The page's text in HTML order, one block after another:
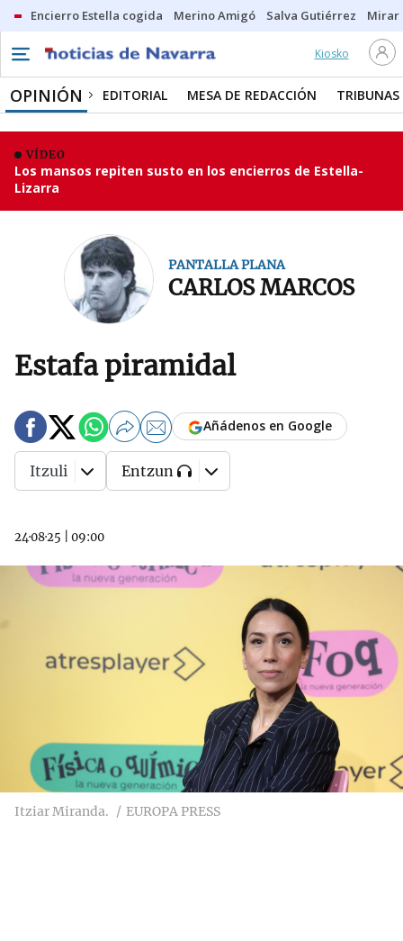
Encierro Estella cogida Merino Amigó Salva Gutiérrez Mirar
Kiosko
OPINIÓN EDITORIAL MESA DE REDACCIÓN TRIBUNAS
VÍDEO
Los mansos repiten susto en los encierros de Estella-
Lizarra
PANTALLA PLANA
CARLOS MARCOS
Estafa piramidal
24·08·25 09:00
Añádenos en Google
Itzuli Entzun
Itziar Miranda. EUROPA PRESS